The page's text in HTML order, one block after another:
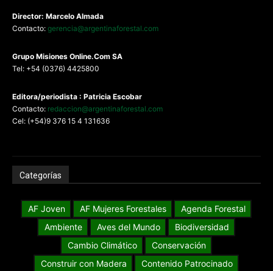
Director: Marcelo Almada
Contacto: gerencia@argentinaforestal.com
Grupo Misiones Online.Com SA
Tel: +54 (0376) 4425800
Editora/periodista : Patricia Escobar
Contacto: redaccion@argentinaforestal.com
Cel: (+54)9 376 15 4 131636
Categorías
AF Joven AF Mujeres Forestales
Agenda Forestal
Ambiente
Aves del Mundo
Biodiversidad
Cambio Climático
Conservación
Construir con Madera
Contenido Patrocinado